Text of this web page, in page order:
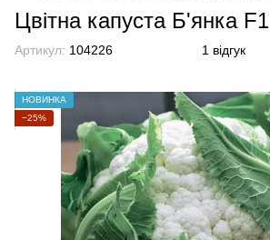
Цвітна капуста Б'янка F1
Артикул: 104226 1 відгук
НОВИНКА
−25%